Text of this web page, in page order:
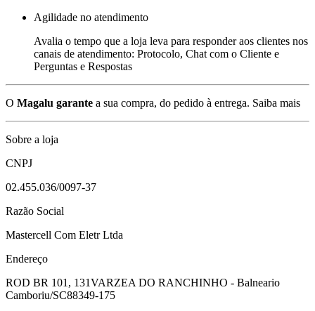
Agilidade no atendimento
Avalia o tempo que a loja leva para responder aos clientes nos
canais de atendimento: Protocolo, Chat com o Cliente e
Perguntas e Respostas
O Magalu garante a sua compra, do pedido à entrega. Saiba mais
Sobre a loja
CNPJ
02.455.036/0097-37
Razão Social
Mastercell Com Eletr Ltda
Endereço
ROD BR 101, 131VARZEA DO RANCHINHO - Balneario
Camboriu/SC88349-175